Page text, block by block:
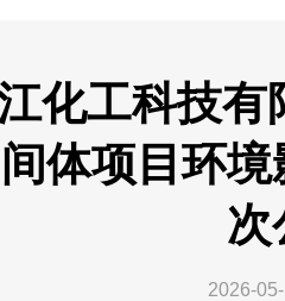
化工科技
体项目环
次
2026-